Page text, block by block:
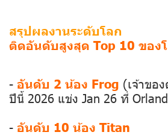
สรุปผลงานระดับโลก
ติดอันดับสูงสุด Top 10 ของ
- อันดับ 2 น้อง Frog (เจ้าขอ
ปีนี้ 2026 แข่ง Jan 26 ที่
- อันดับ 10 น้อง Titan